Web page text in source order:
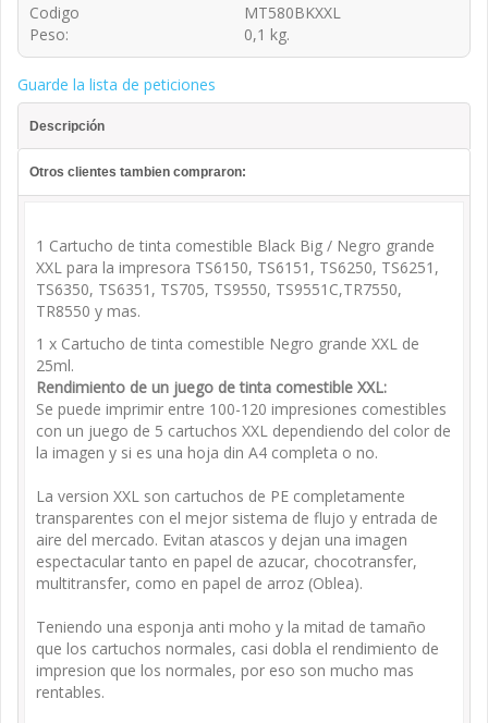
Codigo
MT580BKXXL
Peso:
0,1 kg.
Guarde la lista de peticiones
Descripción
Otros clientes tambien compraron:
1 Cartucho de tinta comestible Black Big / Negro grande
XXL para la impresora TS6150, TS6151, TS6250, TS6251,
TS6350, TS6351, TS705, TS9550, TS9551C,TR7550,
TR8550 y mas.
1 x Cartucho de tinta comestible Negro grande XXL de
25ml.
Rendimiento de un juego de tinta comestible XXL:
Se puede imprimir entre 100-120 impresiones comestibles
con un juego de 5 cartuchos XXL dependiendo del color de
la imagen y si es una hoja din A4 completa o no.
La version XXL son cartuchos de PE completamente
transparentes con el mejor sistema de flujo y entrada de
aire del mercado. Evitan atascos y dejan una imagen
espectacular tanto en papel de azucar, chocotransfer,
multitransfer, como en papel de arroz (Oblea).
Teniendo una esponja anti moho y la mitad de tamaño
que los cartuchos normales, casi dobla el rendimiento de
impresion que los normales, por eso son mucho mas
rentables.